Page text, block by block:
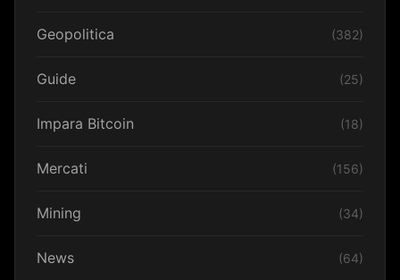
Geopolitica (382)
Guide (25)
Impara Bitcoin (18)
Mercati (156)
Mining (34)
News (64)